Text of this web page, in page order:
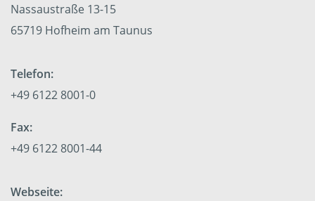
Nassaustraße 13-15
65719 Hofheim am Taunus
Telefon:
+49 6122 8001-0
Fax:
+49 6122 8001-44
Webseite: